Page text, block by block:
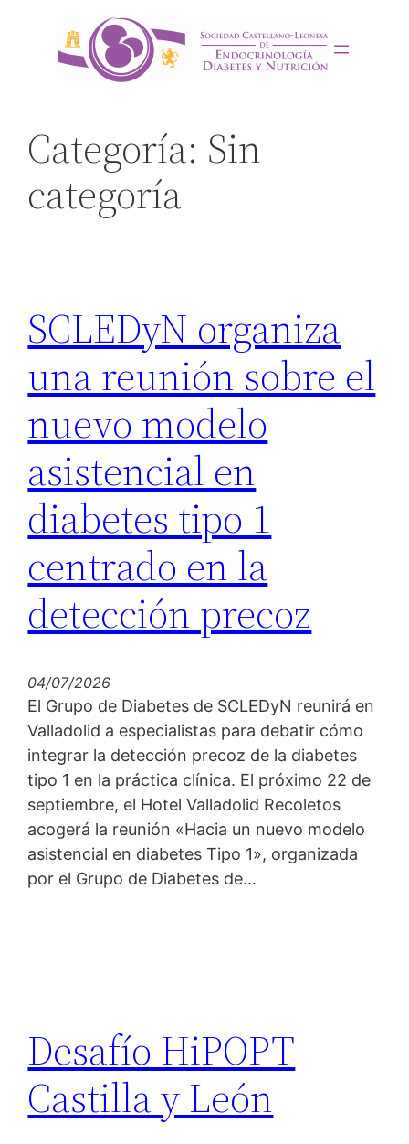
contenido
Categoría: Sin
categoría
SCLEDyN organiza
una reunión sobre el
nuevo modelo
asistencial en
diabetes tipo 1
centrado en la
detección precoz
04/07/2026
El Grupo de Diabetes de SCLEDyN reunirá en
Valladolid a especialistas para debatir cómo
integrar la detección precoz de la diabetes
tipo 1 en la práctica clínica. El próximo 22 de
septiembre, el Hotel Valladolid Recoletos
acogerá la reunión «Hacia un nuevo modelo
asistencial en diabetes Tipo 1», organizada
por el Grupo de Diabetes de…
Desafío HiPOPT
Castilla y León